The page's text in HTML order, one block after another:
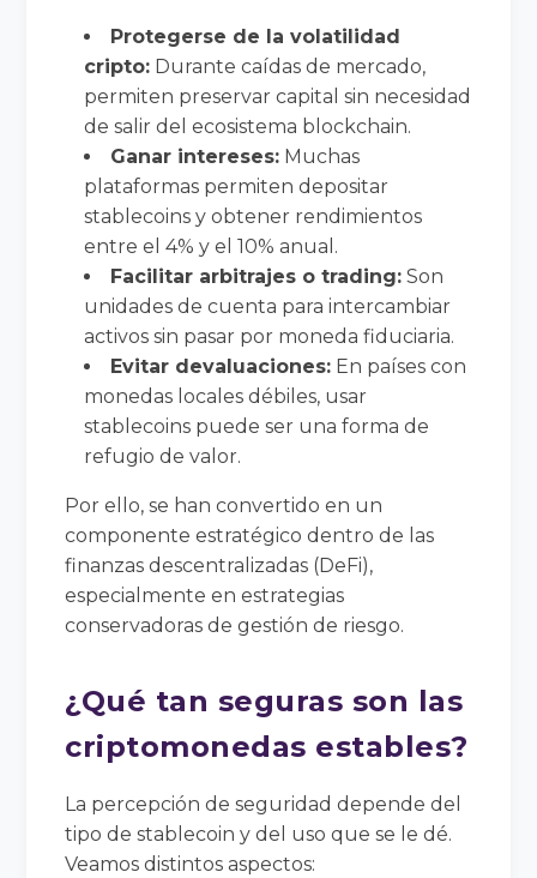
Protegerse de la volatilidad
cripto: Durante caídas de mercado,
permiten preservar capital sin necesidad
de salir del ecosistema blockchain.
Ganar intereses: Muchas
plataformas permiten depositar
stablecoins y obtener rendimientos
entre el 4% y el 10% anual.
Facilitar arbitrajes o trading: Son
unidades de cuenta para intercambiar
activos sin pasar por moneda fiduciaria.
Evitar devaluaciones: En países con
monedas locales débiles, usar
stablecoins puede ser una forma de
refugio de valor.
Por ello, se han convertido en un
componente estratégico dentro de las
finanzas descentralizadas (DeFi),
especialmente en estrategias
conservadoras de gestión de riesgo.
¿Qué tan seguras son las
criptomonedas estables?
La percepción de seguridad depende del
tipo de stablecoin y del uso que se le dé.
Veamos distintos aspectos: